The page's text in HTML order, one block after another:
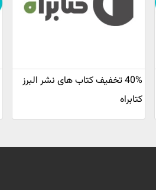
40% تخفیف کتاب های نشر البرز
کتابراه